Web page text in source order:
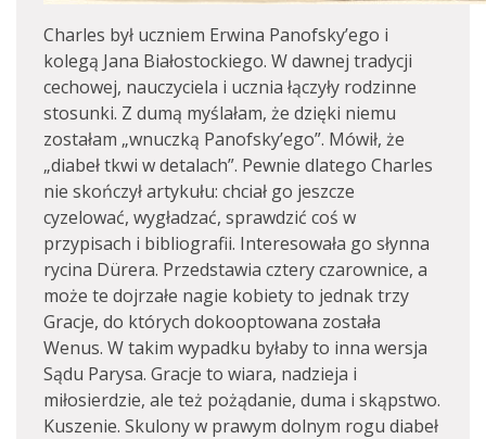
Charles był uczniem Erwina Panofsky’ego i
kolegą Jana Białostockiego. W dawnej tradycji
cechowej, nauczyciela i ucznia łączyły rodzinne
stosunki. Z dumą myślałam, że dzięki niemu
zostałam „wnuczką Panofsky’ego”. Mówił, że
„diabeł tkwi w detalach”. Pewnie dlatego Charles
nie skończył artykułu: chciał go jeszcze
cyzelować, wygładzać, sprawdzić coś w
przypisach i bibliografii. Interesowała go słynna
rycina Dürera. Przedstawia cztery czarownice, a
może te dojrzałe nagie kobiety to jednak trzy
Gracje, do których dokooptowana została
Wenus. W takim wypadku byłaby to inna wersja
Sądu Parysa. Gracje to wiara, nadzieja i
miłosierdzie, ale też pożądanie, duma i skąpstwo.
Kuszenie. Skulony w prawym dolnym rogu diabeł